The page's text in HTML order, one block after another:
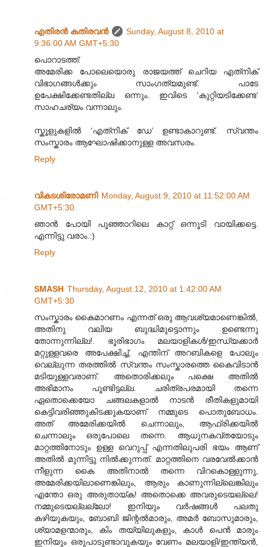
എതിരന്‍ കതിരവന്‍
Sunday, August 8, 2010 at
9:36:00 AM GMT+5:30
പൊറാടത്ത്:
അമേരിക്ക പോലെയൊരു രാജയത്ത് ചെറിയ എത്‌നിക്
വിഭാഗങ്ങൾക്കും സാംഗത്യമുണ്ട്. പാടേ
ഉപേക്ഷിക്കേണ്ടതില്ല ഒന്നും. ഇവിടെ ‘കുറ്റിയടിക്കേണ്ട‘
സാഹചര്യം വന്നാലും.
സ്കൂളുകളിൽ ‘എത്‌നിക് ഡേ’ ഉണ്ടാകാറുണ്ട്. സ്വന്തം
സംസ്കാരം ആഘോഷിക്കാനുള്ള അവസരം.
Reply
വികടശിരോമണി Monday, August 9, 2010 at 11:52:00 AM
GMT+5:30
ഞാൻ പോയി പൂഞ്ഞാറിലെ കാറ്റ് ഒന്നൂടി വായിക്കട്ടെ.
എന്നിട്ടു വരാം.:)
Reply
SMASH Thursday, August 12, 2010 at 1:42:00 AM
GMT+5:30
സംസ്കാരം കൈമാറണം എന്നത് ഒരു ആവശ്യമാണെങ്കില്‍,
അതിനു വലിയ ബുദ്ധിമുട്ടൊന്നും ഉണ്ടെന്നു
തോന്നുന്നില്ല!. ഭൂരിഭാഗം മലയാളികള്‍/ഇന്ധ്യക്കാര്‍
മറ്റുള്ളവരെ അപേക്ഷിച്ച്, എന്തിന്‌ അറബികളെ പോലും
വെല്ലുന്ന തരത്തില്‍ സ്വന്തം സംസ്കാരത്തെ കൈവിടാന്‍
മടിയുള്ളവരാണ്‌. അതൊരിക്കലും പക്ഷെ അതില്‍
അഭിമാനം പൂണ്ടിട്ടല്ല. ചരിത്രപരമായി തന്നെ
ഏതൊക്കെയോ ചങ്ങലകളാല്‍ നാടന്‍ രീതികളുമായി
കെട്ടിവരിഞ്ഞുകിടക്കുകയാണ്‌ നമ്മുടെ പൊതുബോധം.
അത് അമേരിക്കയില്‍ ചെന്നാലും, ആഫ്രിക്കയില്‍
ചെന്നാലും ഒരുപോലെ തന്നെ. ആധുനകവ്തയോടും
മാറ്റത്തിനോടും ഉള്ള വെറുപ്പ് എന്നതിലുപരി ഭയം ആണ്‌
അതില്‍ മുന്നിട്ടു നില്‍ക്കുന്നത്. മാറ്റത്തിനെ വരവേല്‍ക്കാന്‍
നീളുന്ന കൈ അതിനാല്‍ തന്നെ വിറകൊള്ളുന്നു,
അമേരിക്കയിലാണെങ്കിലും, ആരും കാണുന്നില്ലെങ്കിലും
എന്തോ ഒരു അരുതായ്ക! അതൊക്കെ അവരുടെയല്ലെ!
നമ്മുടെയല്ലല്ലോ! ഇനിയും വര്‍ഷങ്ങള്‍ പലതു
കഴിയുകയും, ബോബി ജിന്റല്‍മാരും, അമര്‍ ബോസുമാരും,
ശ്യാമളന്മാരും, കിം തയ്യിലുകളും, കാള്‍ പെന്‍ മാരും
ഇനിയും ഒരുപാടുണ്ടാവുകയും വേണം മലയാളി/ഇന്ത്യന്‍,